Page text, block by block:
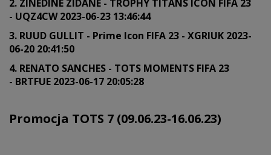
2. ZINEDINE ZIDANE - TROPHY TITANS ICON FIFA 23
- UQZ4CW 2023-06-23 13:46:44
3. RUUD GULLIT - Prime Icon FIFA 23 - XGRIUK 2023-
06-20 20:41:50
4. RENATO SANCHES - TOTS MOMENTS FIFA 23
- BRTFUE 2023-06-17 20:05:28
Promocja TOTS 7 (09.06.23-16.06.23)